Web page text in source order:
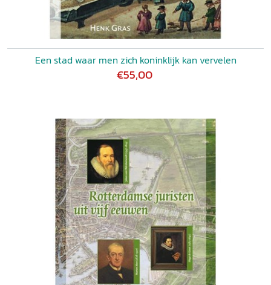
Een stad waar men zich koninklijk kan vervelen
€55,00